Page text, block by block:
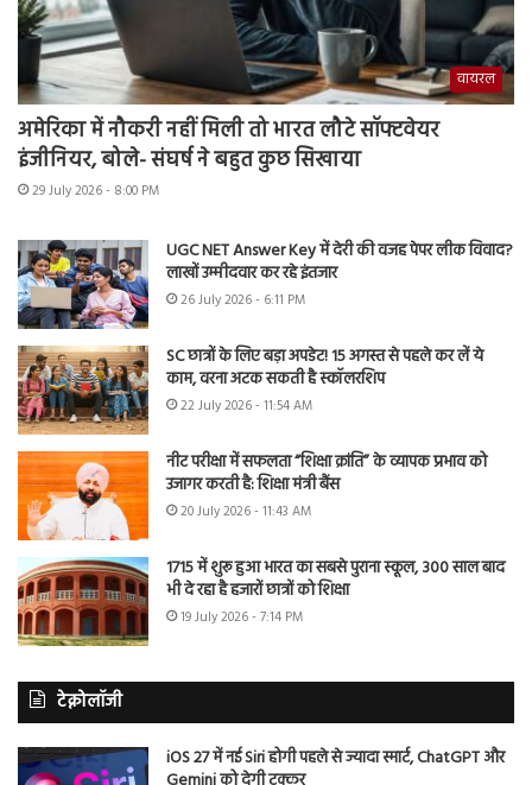
वायरल
अमेरिका में नौकरी नहीं मिली तो भारत लौटे सॉफ्टवेयर
इंजीनियर, बोले- संघर्ष ने बहुत कुछ सिखाया
29 July 2026 - 8:00 PM
UGC NET Answer Key में देरी की वजह पेपर लीक विवाद?
लाखों उम्मीदवार कर रहे इंतजार
26 July 2026 - 6:11 PM
SC छात्रों के लिए बड़ा अपडेट! 15 अगस्त से पहले कर लें ये
काम, वरना अटक सकती है स्कॉलरशिप
22 July 2026 - 11:54 AM
नीट परीक्षा में सफलता “शिक्षा क्रांति” के व्यापक प्रभाव को
उजागर करती है: शिक्षा मंत्री बैंस
20 July 2026 - 11:43 AM
1715 में शुरू हुआ भारत का सबसे पुराना स्कूल, 300 साल बाद
भी दे रहा है हजारों छात्रों को शिक्षा
19 July 2026 - 7:14 PM
टेक्नोलॉजी
iOS 27 में नई Siri होगी पहले से ज्यादा स्मार्ट, ChatGPT और